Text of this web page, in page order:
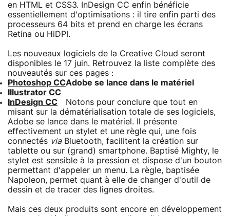
en HTML et CSS3. InDesign CC enfin bénéficie
essentiellement d'optimisations : il tire enfin parti des
processeurs 64 bits et prend en charge les écrans
Retina ou HiDPI.
Les nouveaux logiciels de la Creative Cloud seront
disponibles le 17 juin. Retrouvez la liste complète des
nouveautés sur ces pages :
Photoshop CC
Illustrator CC
InDesign CC
Adobe se lance dans le matériel
Notons pour conclure que tout en
misant sur la dématérialisation totale de ses logiciels,
Adobe se lance dans le matériel. Il présente
effectivement un stylet et une règle qui, une fois
connectés viaBluetooth, facilitent la création sur
tablette ou sur (grand) smartphone. Baptisé Mighty, le
stylet est sensible à la pression et dispose d'un bouton
permettant d'appeler un menu. La règle, baptisée
Napoleon, permet quant à elle de changer d'outil de
dessin et de tracer des lignes droites.
Mais ces deux produits sont encore en développement